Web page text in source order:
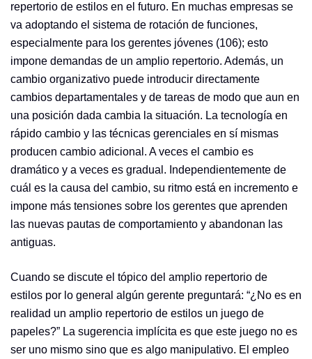
repertorio de estilos en el futuro. En muchas empresas se
va adoptando el sistema de rotación de funciones,
especialmente para los gerentes jóvenes (106); esto
impone demandas de un amplio repertorio. Además, un
cambio organizativo puede introducir directamente
cambios departamentales y de tareas de modo que aun en
una posición dada cambia la situación. La tecnología en
rápido cambio y las técnicas gerenciales en sí mismas
producen cambio adicional. A veces el cambio es
dramático y a veces es gradual. Independientemente de
cuál es la causa del cambio, su ritmo está en incremento e
impone más tensiones sobre los gerentes que aprenden
las nuevas pautas de comportamiento y abandonan las
antiguas.
Cuando se discute el tópico del amplio repertorio de
estilos por lo general algún gerente preguntará: “¿No es en
realidad un amplio repertorio de estilos un juego de
papeles?” La sugerencia implícita es que este juego no es
ser uno mismo sino que es algo manipulativo. El empleo